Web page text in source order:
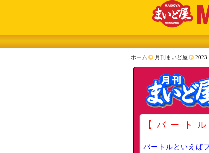
ホーム 月刊まいど屋 2023
【バート
バートルといえば